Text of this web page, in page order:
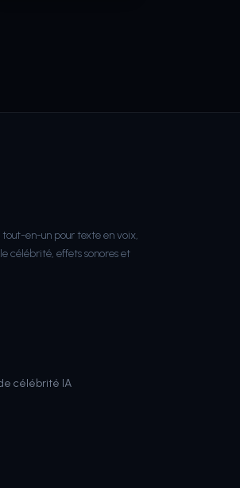
en-un pour texte en voix,
célébrité, effets sonores et
célébrité IA